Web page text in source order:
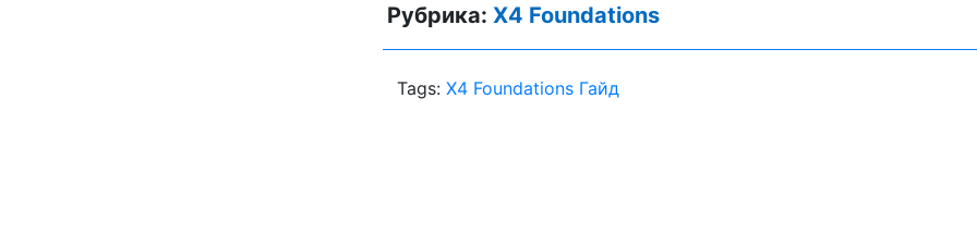
Рубрика: X4 Foundations
Tags: X4 Foundations Гайд